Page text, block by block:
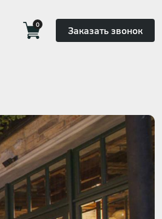
0 Заказать звонок